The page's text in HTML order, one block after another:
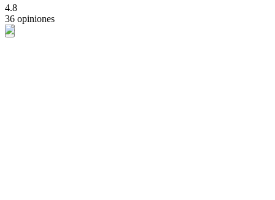
4.8
36 opiniones